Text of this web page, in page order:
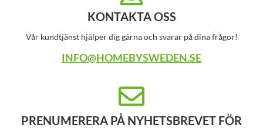
KONTAKTA OSS
Vår kundtjänst hjälper dig gärna och svarar på dina frågor!
INFO@HOMEBYSWEDEN.SE
PRENUMERERA PÅ NYHETSBREVET FÖR